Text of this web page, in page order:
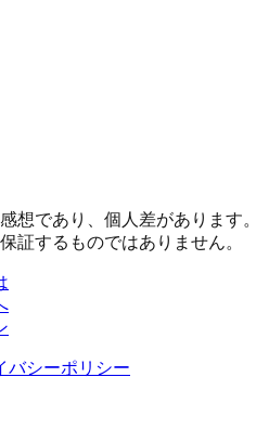
想であり、個人差があります。
証するものではありません。
バシーポリシー